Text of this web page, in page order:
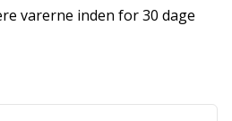
varerne inden for 30 dage